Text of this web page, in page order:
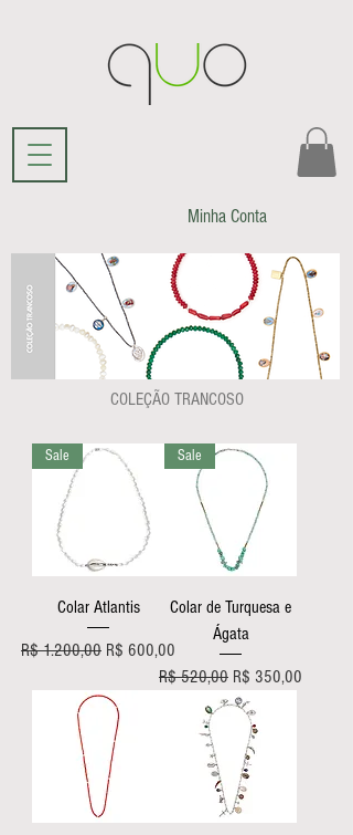
Minha Conta
COLEÇÃO TRANCOSO
Sale
Colar Atlantis
Preço normal
R$ 1.200,00 Preço promocional
R$ 600,00
Sale
Colar de Turquesa e
Ágata
Preço normal
R$ 520,00 Preço promocional
R$ 350,00